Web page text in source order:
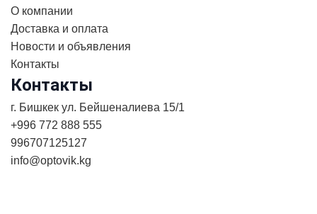
О компании
Доставка и оплата
Новости и объявления
Контакты
Контакты
г. Бишкек ул. Бейшеналиева 15/1
+996 772 888 555
996707125127
info@optovik.kg